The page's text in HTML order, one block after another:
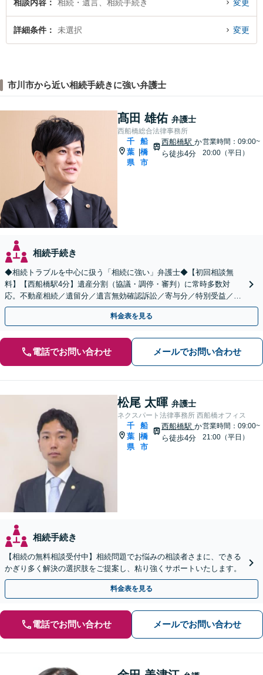
相談内容 相続・遺言、相続手続き 変更
詳細条件 未選択 変更
市川市から近い相続手続きに強い弁護士
髙田 雄佑 弁護士
西船橋総合法律事務所
千
葉
県
船
橋
市
西船橋駅 か
ら徒歩4分
営業時間：09:00~
20:00（平日）
相続手続き
◆相続トラブルを中心に扱う「相続に強い」弁護士◆【初回相談無
料】【西船橋駅4分】遺産分割（協議・調停・審判）に常時多数対
応。不動産相続／遺留分／遺言無効確認訴訟／寄与分／特別受益／使
途不明金など複雑な案件もお任せください【夜間・土日相談◎】
料金表を見る
電話でお問い合わせ メールでお問い合わせ
松尾 太暉 弁護士
ネクスパート法律事務所 西船橋オフィス
千
葉
県
船
橋
市
西船橋駅 か
ら徒歩4分
営業時間：09:00~
21:00（平日）
相続手続き
【相続の無料相談受付中】相続問題でお悩みの相談者さまに、できる
かぎり多く解決の選択肢をご提案し、粘り強くサポートいたします。
料金表を見る
電話でお問い合わせ メールでお問い合わせ